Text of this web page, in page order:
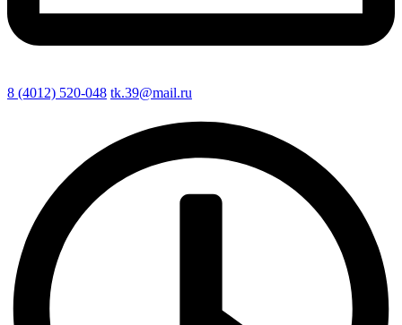
8 (4012) 520-048 tk.39@mail.ru